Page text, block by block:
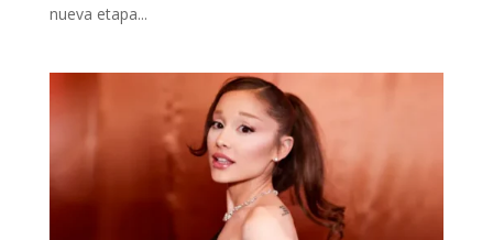
nueva etapa...